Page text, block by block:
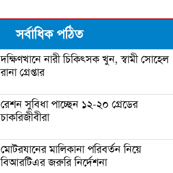
‘আপনি ক্রিকেটার, হিন্দুদের ধর্মগুরু নন’
মাশরাফির ক্যারিয়ার শেষ!
ফিটনেসে সাকিবের সফলতার রহস্য ফাঁস
সর্বাধিক পঠিত
দক্ষিণখানে নারী চিকিৎসক খুন, স্বামী সোহেল
রানা গ্রেপ্তার
রেশন সুবিধা পাচ্ছেন ১২-২০ গ্রেডের
চাকরিজীবীরা
মোটরযানের মালিকানা পরিবর্তন নিয়ে
বিআরটিএর জরুরি নির্দেশনা